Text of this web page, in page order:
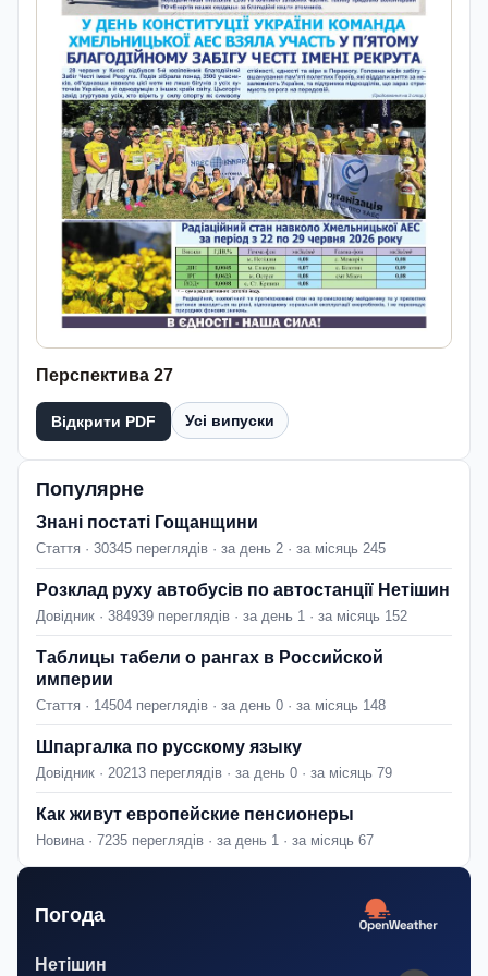
Перспектива 27
Відкрити PDF Усі випуски
Популярне
Знані постаті Гощанщини
Стаття · 30345 переглядів · за день 2 · за місяць 245
Розклад руху автобусів по автостанції Нетішин
Довідник · 384939 переглядів · за день 1 · за місяць 152
Таблицы табели о рангах в Российской
империи
Стаття · 14504 переглядів · за день 0 · за місяць 148
Шпаргалка по русскому языку
Довідник · 20213 переглядів · за день 0 · за місяць 79
Как живут европейские пенсионеры
Новина · 7235 переглядів · за день 1 · за місяць 67
Погода
Нетішин